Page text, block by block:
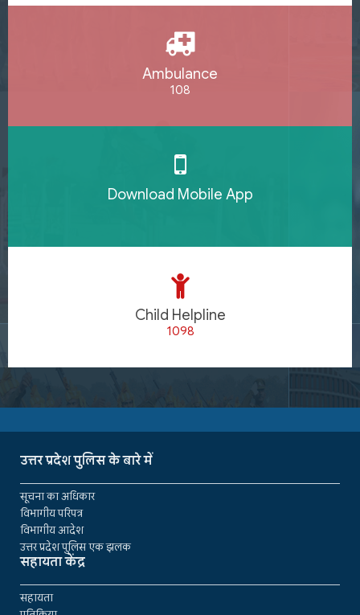
Ambulance
108
Download Mobile App
Child Helpline
1098
उत्तर प्रदेश पुलिस के बारे में
सूचना का अधिकार
विभागीय परिपत्र
विभागीय आदेश
उत्तर प्रदेश पुलिस एक झलक
सहायता केंद्र
सहायता